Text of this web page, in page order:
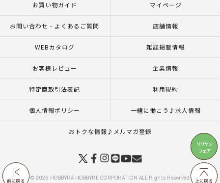
前に戻る
リリヤン
フェア
上に戻る
前に戻る
リリヤン
フェア
上に戻る
お買い物ガイド マイページ
お問い合わせ - よくあるご質問 店舗情報
WEBカタログ 雑誌掲載情報
お客様レビュー 企業情報
特定商取引法表記 利用規約
個人情報ポリシー 一緒に働こう♪求人情報
おトクな情報♪メルマガ登録
© 2026 HOBBYRA HOBBYRE CORPORATION ALL Rights Reserved